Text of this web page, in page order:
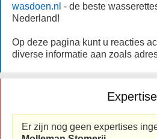
wasdoen.nl - de beste
Nederland!
Op deze pagina kunt u reacties
diverse informatie aan zoals
Er zijn nog geen expertises